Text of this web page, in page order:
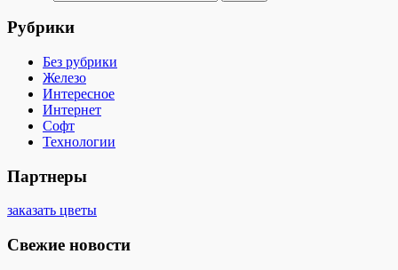
Рубрики
Без рубрики
Железо
Интересное
Интернет
Софт
Технологии
Партнеры
заказать цветы
Свежие новости